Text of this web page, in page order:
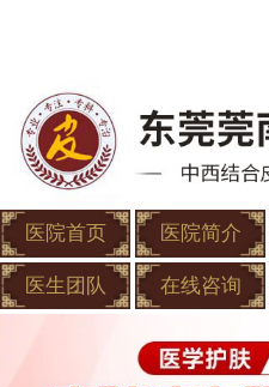
医院首页 医院简介
医生团队 在线咨询